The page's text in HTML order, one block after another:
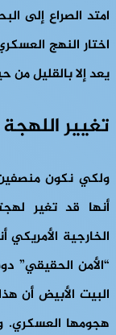
امتد الصراع إلى
اختار النهج
يعد إلا بالقليل من
تغيير اللهجة
ولكي نكون
أنها قد تغير
الخارجية
“الأمن الحقيقي”
البيت الأبيض أن
هجومها العسكري.